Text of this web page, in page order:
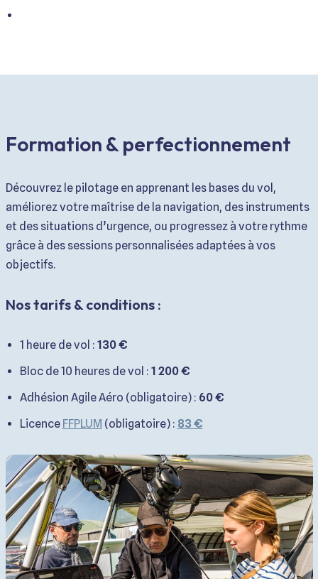
Formation &perfectionnement
Découvrez le pilotage en apprenant les bases du vol,
améliorez votre maîtrise de la navigation, des instruments
et des situations d’urgence, ou progressez à votre rythme
grâce à des sessions personnalisées adaptées à vos
objectifs.
Nos tarifs& conditions :
1 heure de vol : 130 €
Bloc de 10 heures de vol : 1 200 €
Adhésion Agile Aéro (obligatoire) : 60 €
Licence FFPLUM (obligatoire) : 83 €